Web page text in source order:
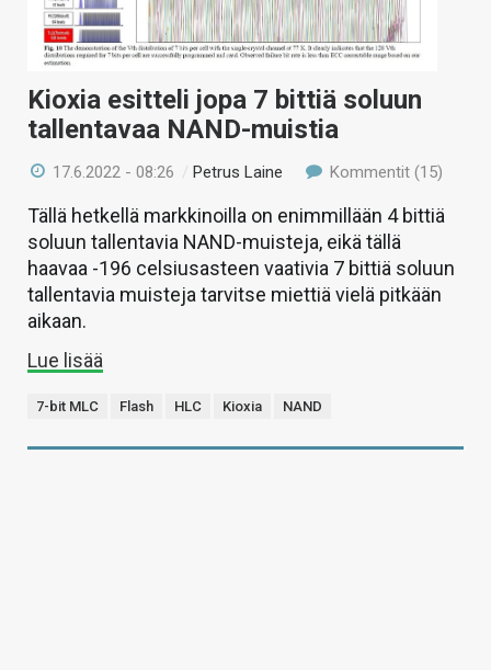
KAUPPA
HAKU
Kioxia esitteli jopa 7 bittiä soluun
tallentavaa NAND-muistia
17.6.2022 - 08:26 /Petrus Laine Kommentit (15)
Tällä hetkellä markkinoilla on enimmillään 4 bittiä
soluun tallentavia NAND-muisteja, eikä tällä
haavaa -196 celsiusasteen vaativia 7 bittiä soluun
tallentavia muisteja tarvitse miettiä vielä pitkään
aikaan.
Lue lisää
7-bit MLC Flash HLC Kioxia NAND